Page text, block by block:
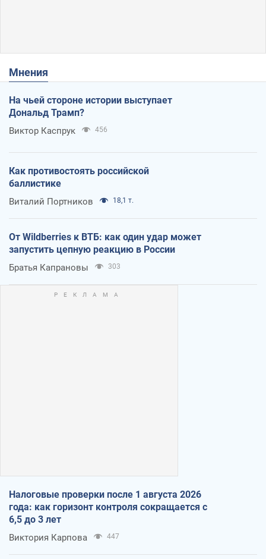
Мнения
На чьей стороне истории выступает
Дональд Трамп?
Виктор Каспрук 456
Как противостоять российской
баллистике
Виталий Портников 18,1 т.
От Wildberries к ВТБ: как один удар может
запустить цепную реакцию в России
Братья Капрановы 303
Налоговые проверки после 1 августа 2026
года: как горизонт контроля сокращается с
6,5 до 3 лет
Виктория Карпова 447